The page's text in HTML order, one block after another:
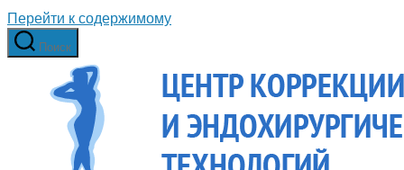
Перейти к содержимому
Поиск